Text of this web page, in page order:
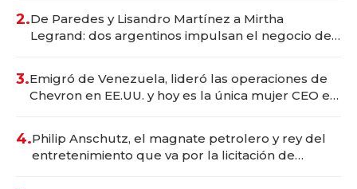
2.De Paredes y Lisandro Martínez a Mirtha
Legrand: dos argentinos impulsan el negocio del
3.Emigró de Venezuela, lideró las operaciones de
Chevron en EE.UU. y hoy es la única mujer CEO en
4.Philip Anschutz, el magnate petrolero y rey del
entretenimiento que va por la licitación de